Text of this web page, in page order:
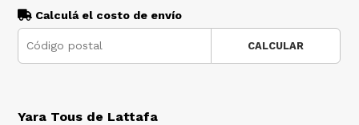
Calculá el costo de envío
CALCULAR
Yara Tous de Lattafa